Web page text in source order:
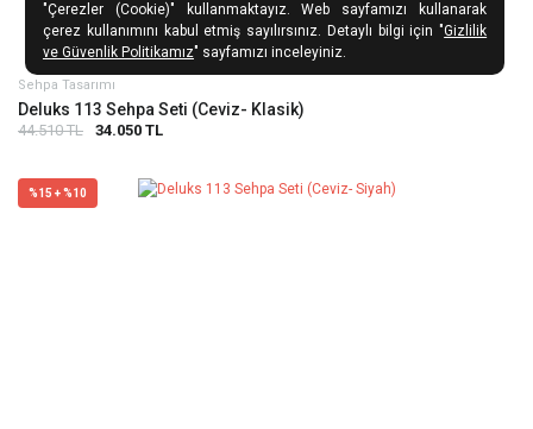
Sehpa Tasarımı
Deluks 113 Sehpa Seti (Ceviz- Klasik)
44.510 TL 34.050 TL
%15 + %10
"Çerezler (Cookie)" kullanmaktayız. Web sayfamızı kullanarak
çerez kullanımını kabul etmiş sayılırsınız. Detaylı bilgi için "Gizlilik
ve Güvenlik Politikamız" sayfamızı inceleyiniz.